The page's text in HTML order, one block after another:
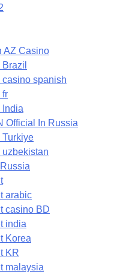
AZ Casino
casino spanish
fr
India
Official In Russia
Turkiye
uzbekistan
arabic
casino BD
india
Korea
KR
malaysia